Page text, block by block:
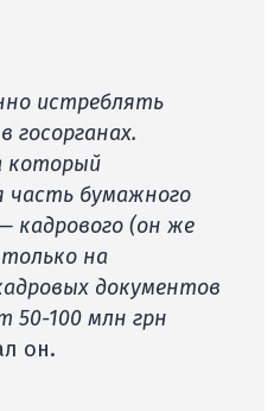
истреблять
госорганах.
который
часть бумажного
кадрового (он же
на
документов
50-100 млн грн
он.